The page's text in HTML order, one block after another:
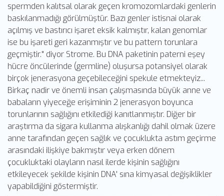
spermden kalıtsal olarak geçen kromozomlardaki genlerin
baskılanmadığı görülmüştür. Bazı genler istisnai olarak
açılmış ve bastırıcı işaret eksik kalmıştır, kalan genomlar
ise bu işareti geri kazanmıştır ve bu pattern torunlara
geçmiştir." diyor Strome. Bu DNA paketinin paterni eşey
hücre öncülerinde (germline) oluşursa potansiyel olarak
birçok jenerasyona geçebileceğini spekule etmekteyiz...
Birkaç nadir ve önemli insan çalışmasında büyük anne ve
babaların yiyeceğe erişiminin 2 jenerasyon boyunca
torunlarının sağlığını etkilediği kanıtlanmıştır. Diğer bir
araştırma da sigara kullanma alışkanlığı dahil olmak üzere
anne tarafından geçen sağlık ve çocuklukta astım geçirme
arasındaki ilişkiye bakmıştır veya erken dönem
çocukluktaki olayların nasıl ilerde kişinin sağlığını
etkileyecek şekilde kişinin DNA' sına kimyasal değişiklikler
yapabildiğini göstermiştir.